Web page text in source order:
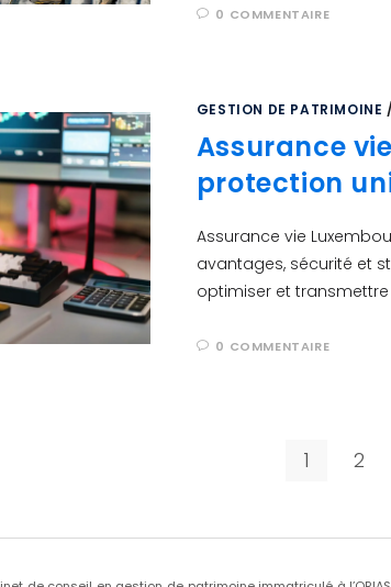
0 COMMENTAIRE
GESTION DE PATRIMOINE /
Assurance
protection
Assurance vie
avantages, sécurité et
optimiser et
0 COMMENTAIRE
1 2